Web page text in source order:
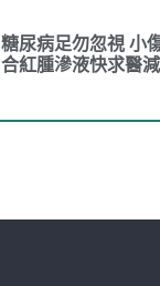
糖尿病足勿忽視 小
合紅腫滲液快求醫